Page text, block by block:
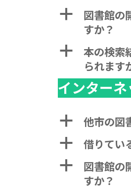
a
図書館の
すか？
a
本の検索
られます
インター
a 他市の図
a 借りてい
a
図書館の
すか？